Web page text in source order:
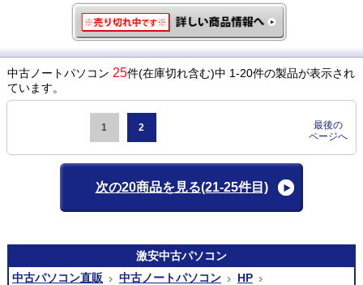
中古ノートパソコン 25件(在庫切れ含む)中 1-20件の製品が表示され
ています。
1 2
最後の
ページへ
次の20商品を見る(21-25件目)
激安中古パソコン
中古パソコン直販
中古ノートパソコン
HP